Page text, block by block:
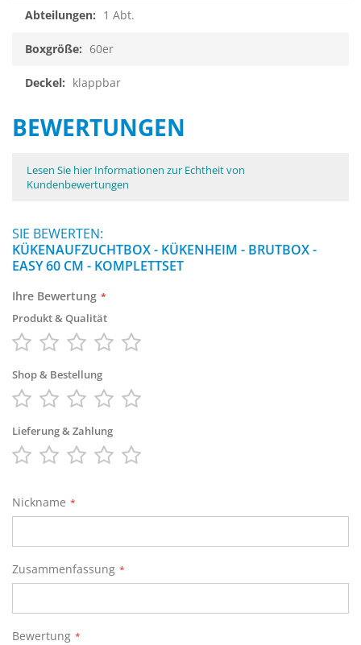
1 Abt.
60er
klappbar
BEWERTUNGEN
Lesen Sie hier Informationen zur Echtheit von
Kundenbewertungen
SIE BEWERTEN:
KÜKENAUFZUCHTBOX - KÜKENHEIM - BRUTBOX -
EASY 60 CM - KOMPLETTSET
Ihre Bewertung
Produkt & Qualität
star
stars
stars
stars
stars
Shop & Bestellung
star
stars
stars
stars
stars
Lieferung & Zahlung
Nickname
Zusammenfassung
Bewertung